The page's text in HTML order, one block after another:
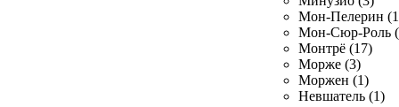
Мон-Пелерин
Мон-Сюр-Роль
Монтрё (17)
Морже (3)
Моржен (1)
Невшатель (1)